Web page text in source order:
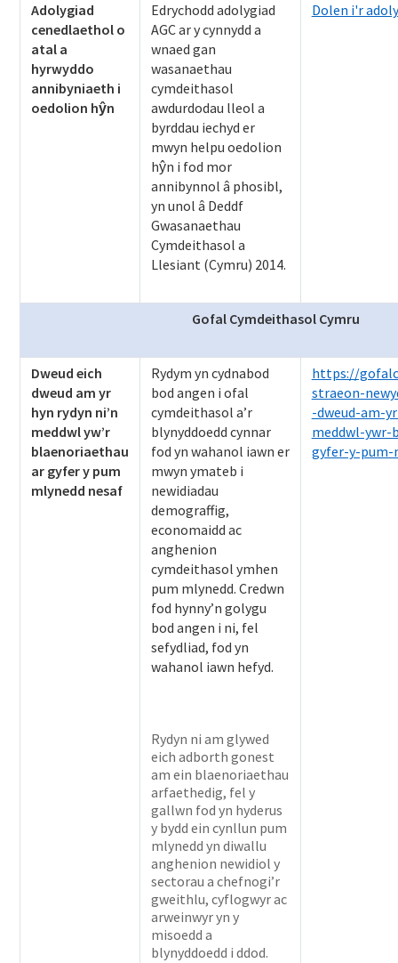
Adolygiad
cenedlaethol o
atal a
hyrwyddo
annibyniaeth i
oedolion hŷn
Edrychodd adolygiad
AGC ar y cynnydd a
wnaed gan
wasanaethau
cymdeithasol
awdurdodau lleol a
byrddau iechyd er
mwyn helpu oedolion
hŷn i fod mor
annibynnol â phosibl,
yn unol â Deddf
Gwasanaethau
Cymdeithasol a
Llesiant (Cymru) 2014.
Dolen i'r
Gofal Cymdeithasol Cymru
Dweud eich
dweud am yr
hyn rydyn ni’n
meddwl yw’r
blaenoriaethau
ar gyfer y pum
mlynedd nesaf
Rydym yn cydnabod
bod angen i ofal
cymdeithasol a’r
blynyddoedd cynnar
fod yn wahanol iawn er
mwyn ymateb i
newidiadau
demograffig,
economaidd ac
anghenion
cymdeithasol ymhen
pum mlynedd. Credwn
fod hynny’n golygu
bod angen i ni, fel
sefydliad, fod yn
wahanol iawn hefyd.
Rydyn ni am glywed
eich adborth gonest
am ein blaenoriaethau
arfaethedig, fel y
gallwn fod yn hyderus
y bydd ein cynllun pum
mlynedd yn diwallu
anghenion newidiol y
sectorau a chefnogi’r
gweithlu, cyflogwyr ac
arweinwyr yn y
misoedd a
blynyddoedd i ddod.
https://
straeon-
-dweud-am-
meddwl-ywr-
gyfer-y-pum-